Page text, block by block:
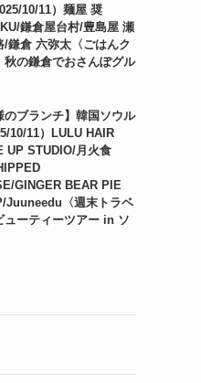
10/11）麺屋 奨
鎌倉屋台村/豊島屋 瀬
/鎌倉 六弥太〈ごはんク
秋の鎌倉でおさんぽグル
のブランチ】韓国ソウル
10/11）LULU HAIR
UP STUDIO/月火食
GINGER BEAR PIE
Juuneedu〈週末トラベ
ューティーツアー in ソ